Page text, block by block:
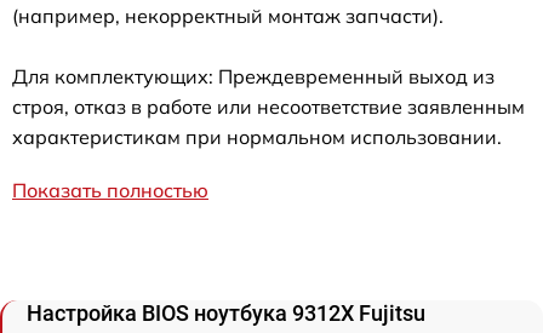
(например, некорректный монтаж запчасти).
Для комплектующих: Преждевременный выход из
строя, отказ в работе или несоответствие заявленным
характеристикам при нормальном использовании.
Показать полностью
Настройка BIOS ноутбука 9312X Fujitsu